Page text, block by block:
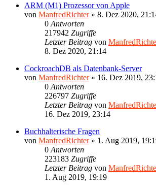
ARM (M1) Prozessor von Apple
von ManfredRichter» 8. Dez 2020,
0 Antworten
217942 Zugriffe
Letzter Beitrag von
8. Dez 2020, 21:14
CockroachDB als Datenbank-Server
von ManfredRichter» 16. Dez 2019,
0 Antworten
226797 Zugriffe
Letzter Beitrag von
16. Dez 2019, 23:14
Buchhalterische Fragen
von ManfredRichter» 1. Aug 2019,
0 Antworten
223183 Zugriffe
Letzter Beitrag von
1. Aug 2019, 19:19